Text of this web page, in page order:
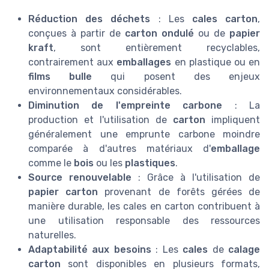
Réduction des déchets : Les cales carton,
conçues à partir de carton ondulé ou de papier
kraft, sont entièrement recyclables,
contrairement aux emballages en plastique ou en
films bulle qui posent des enjeux
environnementaux considérables.
Diminution de l'empreinte carbone : La
production et l'utilisation de carton impliquent
généralement une emprunte carbone moindre
comparée à d'autres matériaux d'emballage
comme le bois ou les plastiques.
Source renouvelable : Grâce à l'utilisation de
papier carton provenant de forêts gérées de
manière durable, les cales en carton contribuent à
une utilisation responsable des ressources
naturelles.
Adaptabilité aux besoins : Les cales de calage
carton sont disponibles en plusieurs formats,